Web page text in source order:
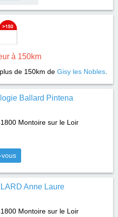
à 150km
de 150km de Gisy les Nobles.
Ballard Pintena
Montoire sur le Loir
Anne Laure
Montoire sur le Loir